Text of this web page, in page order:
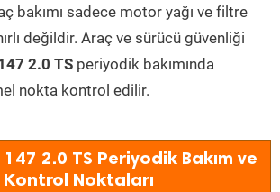
bakımı sadece motor yağı ve filtre
değildir. Araç ve sürücü güvenliği
2.0 TS periyodik bakımında
nokta kontrol edilir.
2.0 TS Periyodik Bakım ve
Kontrol Noktaları